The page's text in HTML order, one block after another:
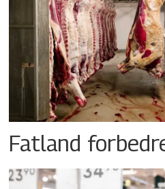
Fatland